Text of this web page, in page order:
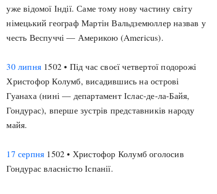
уже відомої Індії. Саме тому нову частину світу
німецький географ Мартін Вальдземюллер назвав у
честь Веспуччі — Америкою (Americus).
30 липня 1502 • Під час своєї четвертої подорожі
Христофор Колумб, висадившись на острові
Гуанаха (нині — департамент Іслас-де-ла-Байя,
Гондурас), вперше зустрів представників народу
майя.
17 серпня 1502 • Христофор Колумб оголосив
Гондурас власністю Іспанії.